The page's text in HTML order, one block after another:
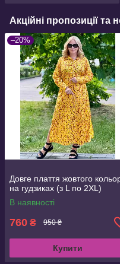
Акційні пропозиції та
–20%
Довге плаття жовтого
на гудзиках (з L по 2XL)
В наявності
760 ₴ 950 ₴
Купити